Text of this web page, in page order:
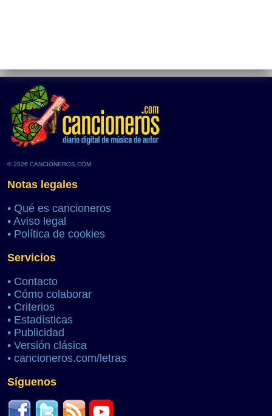
© 2026 CANCIONEROS.COM
Notas legales
• Qué es cancioneros
• Aviso legal
• Política de cookies
Servicios
• Contacto
• Cómo colaborar
• Criterios
• Estadísticas
• Publicidad
• Versión clásica
• cancioneros.com/letras
Síguenos